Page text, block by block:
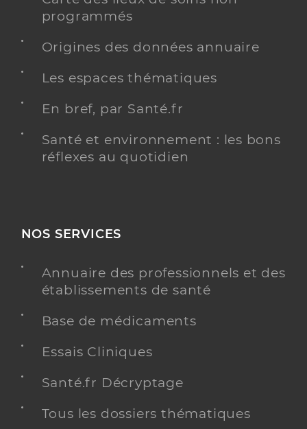
programmés
Origines des données annuaire
Les espaces thématiques
En bref, par Santé.fr
Santé et environnement : les bons
réflexes au quotidien
NOS SERVICES
Annuaire des professionnels et des
établissements de santé
Base de médicaments
Essais Cliniques
Santé.fr Décryptage
Tous les dossiers thématiques